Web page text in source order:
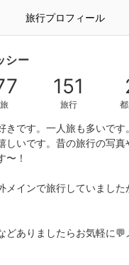
旅行プロフィール
シー
151
旅行
きです。一人旅も多いです
しいです。昔の旅行の写真
〜！
メインで旅行していまし
どありましたらお気軽に💬